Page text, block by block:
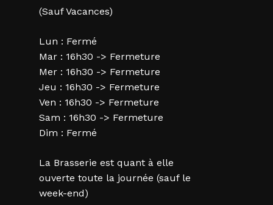
(Sauf Vacances)
Lun : Fermé
Mar : 16h30 -> Fermeture
Mer : 16h30 -> Fermeture
Jeu : 16h30 -> Fermeture
Ven : 16h30 -> Fermeture
Sam : 16h30 -> Fermeture
Dim : Fermé
La Brasserie est quant à elle
ouverte toute la journée (sauf le
week-end)